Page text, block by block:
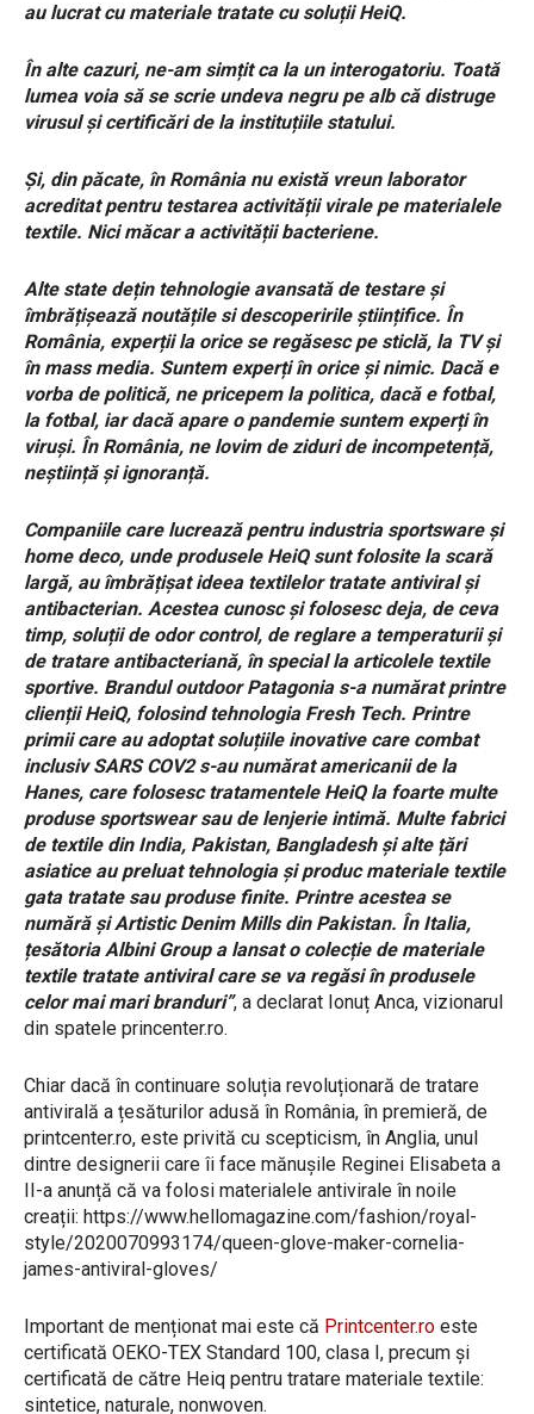
au lucrat cu materiale tratate cu soluții HeiQ.
În alte cazuri, ne-am simțit ca la un interogatoriu. Toată
lumea voia să se scrie undeva negru pe alb că distruge
virusul și certificări de la instituțiile statului.
Și, din păcate, în România nu există vreun laborator
acreditat pentru testarea activității virale pe materialele
textile. Nici măcar a activității bacteriene.
Alte state dețin tehnologie avansată de testare și
îmbrățișează noutățile si descoperirile științifice. În
România, experții la orice se regăsesc pe sticlă, la TV și
în mass media. Suntem experți în orice și nimic. Dacă e
vorba de politică, ne pricepem la politica, dacă e fotbal,
la fotbal, iar dacă apare o pandemie suntem experți în
viruși. În România, ne lovim de ziduri de incompetență,
neștiință și ignoranță.
Companiile care lucrează pentru industria sportsware și
home deco, unde produsele HeiQ sunt folosite la scară
largă, au îmbrățișat ideea textilelor tratate antiviral și
antibacterian. Acestea cunosc și folosesc deja, de ceva
timp, soluții de odor control, de reglare a temperaturii și
de tratare antibacteriană, în special la articolele textile
sportive. Brandul outdoor Patagonia s-a numărat printre
clienții HeiQ, folosind tehnologia Fresh Tech. Printre
primii care au adoptat soluțiile inovative care combat
inclusiv SARS COV2 s-au numărat americanii de la
Hanes, care folosesc tratamentele HeiQ la foarte multe
produse sportswear sau de lenjerie intimă. Multe fabrici
de textile din India, Pakistan, Bangladesh și alte țări
asiatice au preluat tehnologia și produc materiale textile
gata tratate sau produse finite. Printre acestea se
numără și Artistic Denim Mills din Pakistan. În Italia,
țesătoria Albini Group a lansat o colecție de materiale
textile tratate antiviral care se va regăsi în produsele
celor mai mari branduri”, a declarat Ionuț Anca, vizionarul
din spatele princenter.ro.
Chiar dacă în continuare soluția revoluționară de tratare
antivirală a țesăturilor adusă în România, în premieră, de
printcenter.ro, este privită cu scepticism, în Anglia, unul
dintre designerii care îi face mănușile Reginei Elisabeta a
II-a anunță că va folosi materialele antivirale în noile
creații: https://www.hellomagazine.com/fashion/royal-
style/2020070993174/queen-glove-maker-cornelia-
james-antiviral-gloves/
Important de menționat mai este că Printcenter.ro este
certificată OEKO-TEX Standard 100, clasa I, precum și
certificată de către Heiq pentru tratare materiale textile:
sintetice, naturale, nonwoven.